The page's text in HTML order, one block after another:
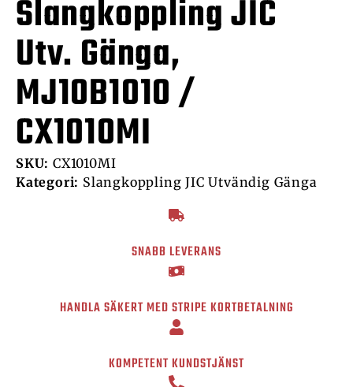
Slangkoppling JIC
Utv. Gänga,
MJ10B1010 /
CX1010MI
SKU: CX1010MI
Kategori: Slangkoppling JIC Utvändig Gänga
SNABB LEVERANS
HANDLA SÄKERT MED STRIPE KORTBETALNING
KOMPETENT KUNDSTJÄNST